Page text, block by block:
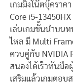
เกมมิ่งโน๊ตบุ๊คราค
Core i5-13450HX
เล่นเกมชั้นนำบนห
ไหล มี Multi
ควบคู่กับ NVIDIA
สนองได้เร็วทันมือ
เสริมแล้วเกมตอบ